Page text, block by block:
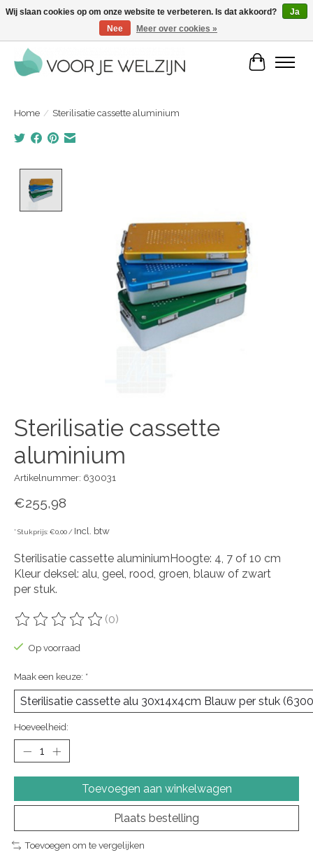
Voordelige zelfverzorgingsproducten | Vandaag besteld, morgen in huis
Home / Sterilisatie cassette aluminium
Sterilisatie cassette
aluminium
Artikelnummer: 630031
€255,98
* Stukprijs: €0,00 / Incl. btw
Sterilisatie cassette aluminiumHoogte: 4, 7 of 10 cm
Kleur deksel: alu, geel, rood, groen, blauw of zwart
per stuk.
De beoordeling van dit product is
(0)
Op voorraad
Maak een keuze: *
Hoeveelheid:
Toevoegen aan winkelwagen
Plaats bestelling
Toevoegen om te vergelijken
Wij slaan cookies op om onze website te verbeteren. Is dat akkoord?
Ja
Nee
Meer over cookies »